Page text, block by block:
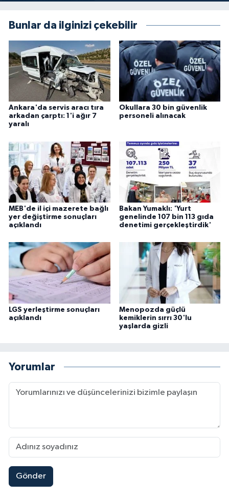
Bunlar da ilginizi çekebilir
Ankara'da servis aracı tıra
arkadan çarptı: 1'i ağır 7
yaralı
Okullara 30 bin güvenlik
personeli alınacak
MEB'de il içi mazerete bağlı
yer değiştirme sonuçları
açıklandı
Bakan Yumaklı: 'Yurt
genelinde 107 bin 113 gıda
denetimi gerçekleştirdik'
LGS yerleştirme sonuçları
açıklandı
Menopozda güçlü
kemiklerin sırrı 30'lu
yaşlarda gizli
Yorumlar
Gönder